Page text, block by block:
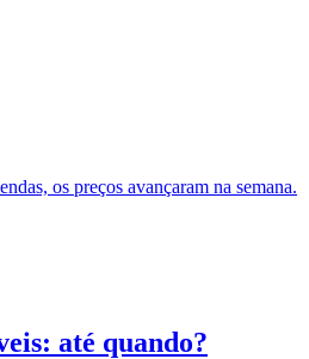
os preços avançaram na semana.
até quando?